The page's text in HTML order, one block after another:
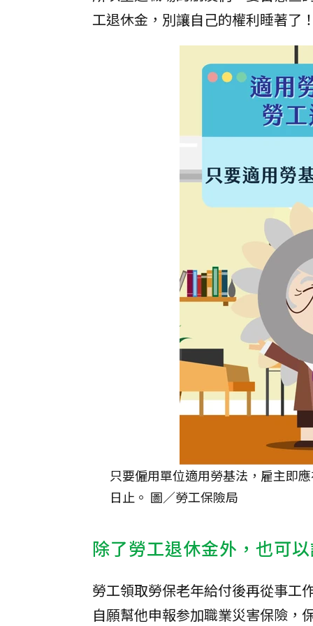
工退休金，別讓自己的權利睡著了
只要僱用單位適用勞基法，雇主即
日止。 圖／勞工保險局
除了勞工退休金外，也可
勞工領取勞保老年給付後再從事工
自願幫他申報参加職業災害保險，